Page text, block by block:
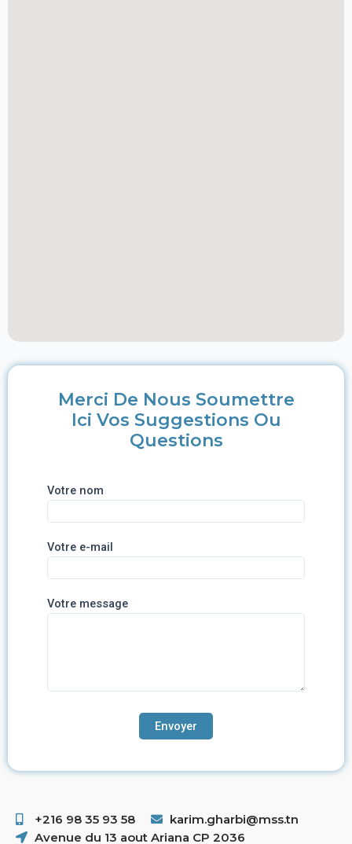
Merci De Nous Soumettre
Ici Vos Suggestions Ou
Questions
Votre nom
Votre e-mail
Votre message
+216 98 35 93 58 ​
karim.gharbi@mss.tn
Avenue du 13 aout Ariana CP 2036